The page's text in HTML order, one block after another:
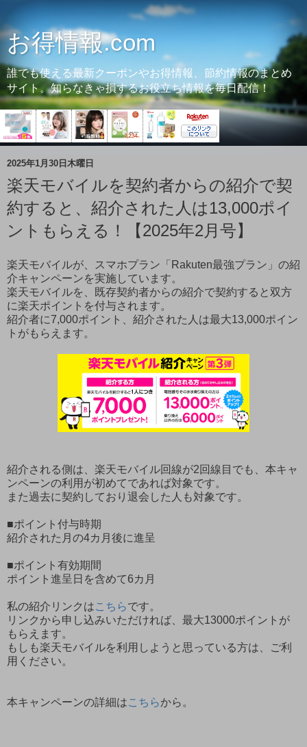
お得情報.com
誰でも使える最新クーポンやお得情報、節約情報のまとめ
サイト。知らなきゃ損するお役立ち情報を毎日配信！
2025年1月30日木曜日
楽天モバイルを契約者からの紹介で契
約すると、紹介された人は13,000ポイ
ントもらえる！【2025年2月号】
楽天モバイルが、スマホプラン「Rakuten最強プラン」の紹
介キャンペーンを実施しています。
楽天モバイルを、既存契約者からの紹介で契約すると双方
に楽天ポイントを付与されます。
紹介者に7,000ポイント、紹介された人は最大13,000ポイン
トがもらえます。
紹介される側は、楽天モバイル回線が2回線目でも、本キャ
ンペーンの利用が初めてであれば対象です。
また過去に契約しており退会した人も対象です。
■ポイント付与時期
紹介された月の4カ月後に進呈
■ポイント有効期間
ポイント進呈日を含めて6カ月
私の紹介リンクはこちらです。
リンクから申し込みいただければ、最大13000ポイントが
もらえます。
もしも楽天モバイルを利用しようと思っている方は、ご利
用ください。
本キャンペーンの詳細はこちらから。